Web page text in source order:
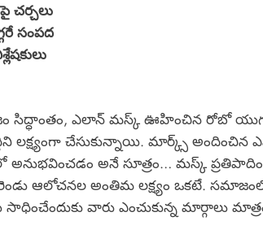
చర్చలు
సంపద
సిద్ధాంతం, ఎలాన్ మస్క్ ఊహించిన రోబో
లక్ష్యంగా చేసుకున్నాయి. మార్క్స్ అందించిన
అనుభవించడం అనే సూత్రం… మస్క్
ఆలోచనల అంతిమ లక్ష్యం ఒకటే. సమాజంలో
వారు ఎంచుకున్న మార్గాలు